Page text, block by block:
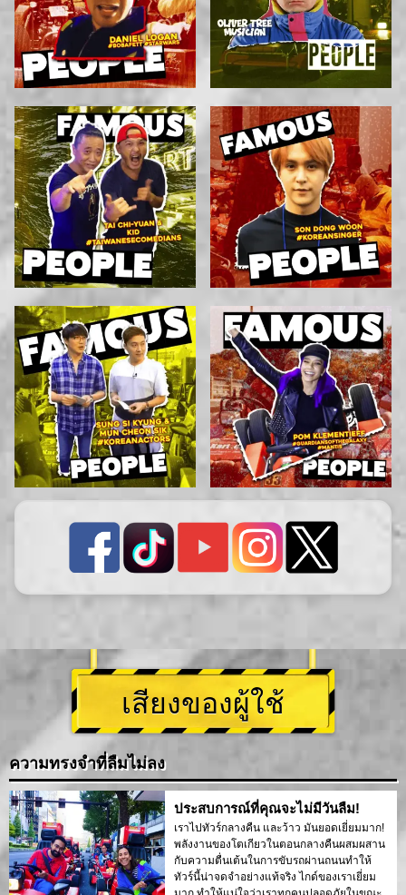
เสียงของผู้ใช้
ความทรงจำที่ลืมไม่ลง
ประสบการณ์ที่คุณจะไม่มีวันลืม!
เราไปทัวร์กลางคืน และว้าว มันยอดเยี่ยมมาก!
พลังงานของโตเกียวในตอนกลางคืนผสมผสาน
กับความตื่นเต้นในการขับรถผ่านถนนทำให้
ทัวร์นี้น่าจดจำอย่างแท้จริง ไกด์ของเราเยี่ยม